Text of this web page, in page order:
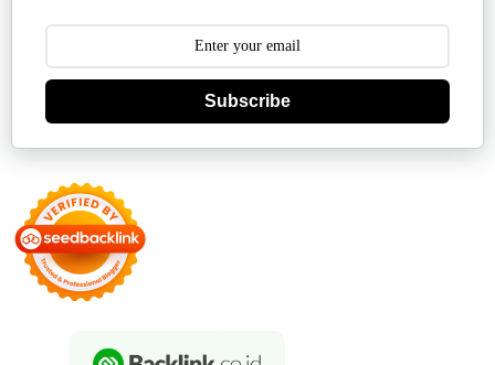
Subscribe